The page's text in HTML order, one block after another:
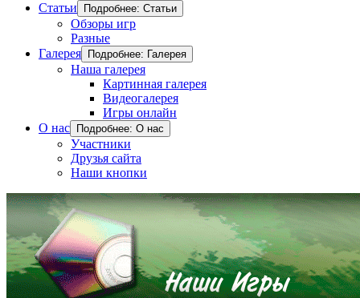
Статьи
Подробнее: Статьи
Обзоры игр
Разные
Галерея
Подробнее: Галерея
Наша галерея
Картинная галерея
Видеогалерея
Игры онлайн
О нас
Подробнее: О нас
Участники
Друзья сайта
Наши кнопки